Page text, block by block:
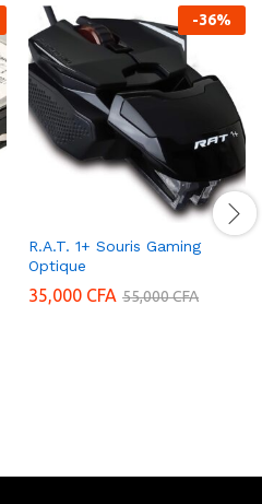
-36%
R.A.T. 1+ Souris Gaming
Optique
35,000 CFA 55,000CFA